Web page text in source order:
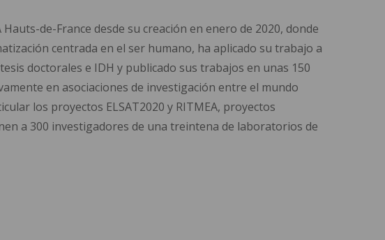
de-France desde su creación en enero de 2020, donde
centrada en el ser humano, ha aplicado su trabajo a
doctorales e IDH y publicado sus trabajos en unas 150
en asociaciones de investigación entre el mundo
los proyectos ELSAT2020 y RITMEA, proyectos
a 300 investigadores de una treintena de laboratorios de